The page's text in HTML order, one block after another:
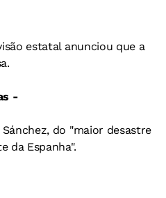
estatal anunciou que a
-
do "maior desastre
da Espanha".